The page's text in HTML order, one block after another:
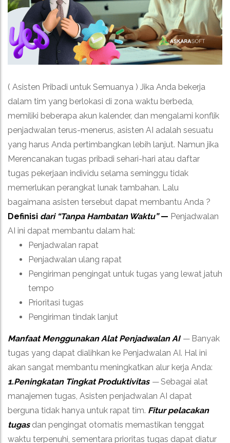
( Asisten Pribadi untuk Semuanya ) Jika Anda bekerja
dalam tim yang berlokasi di zona waktu berbeda,
memiliki beberapa akun kalender, dan mengalami konflik
penjadwalan terus-menerus, asisten AI adalah sesuatu
yang harus Anda pertimbangkan lebih lanjut. Namun jika
Merencanakan tugas pribadi sehari-hari atau daftar
tugas pekerjaan individu selama seminggu tidak
memerlukan perangkat lunak tambahan. Lalu
bagaimana asisten tersebut dapat membantu Anda ?
Definisi dari “Tanpa Hambatan Waktu”— Penjadwalan
AI ini dapat membantu dalam hal:
Penjadwalan rapat
Penjadwalan ulang rapat
Pengiriman pengingat untuk tugas yang lewat jatuh
tempo
Prioritasi tugas
Pengiriman tindak lanjut
Manfaat Menggunakan Alat Penjadwalan AI— Banyak
tugas yang dapat dialihkan ke Penjadwalan AI. Hal ini
akan sangat membantu meningkatkan alur kerja Anda:
1.Peningkatan Tingkat Produktivitas—Sebagai alat
manajemen tugas, Asisten penjadwalan AI dapat
berguna tidak hanya untuk rapat tim. Fitur pelacakan
tugasdan pengingat otomatis memastikan tenggat
waktu terpenuhi, sementara prioritas tugas dapat diatur